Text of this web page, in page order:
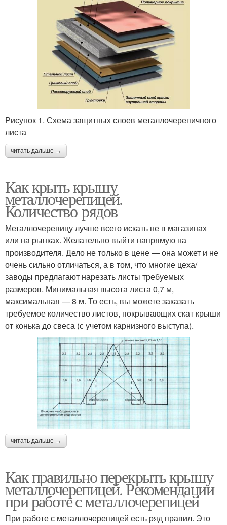
Рисунок 1. Схема защитных слоев металлочерепичного
листа
читать дальше →
Как крыть крышу
металлочерепицей.
Количество рядов
Металлочерепицу лучше всего искать не в магазинах
или на рынках. Желательно выйти напрямую на
производителя. Дело не только в цене — она может и не
очень сильно отличаться, а в том, что многие цеха/
заводы предлагают нарезать листы требуемых
размеров. Минимальная высота листа 0,7 м,
максимальная — 8 м. То есть, вы можете заказать
требуемое количество листов, покрывающих скат крыши
от конька до свеса (с учетом карнизного выступа).
читать дальше →
Как правильно перекрыть крышу
металлочерепицей. Рекомендации
при работе с металлочерепицей
При работе с металлочерепицей есть ряд правил. Это